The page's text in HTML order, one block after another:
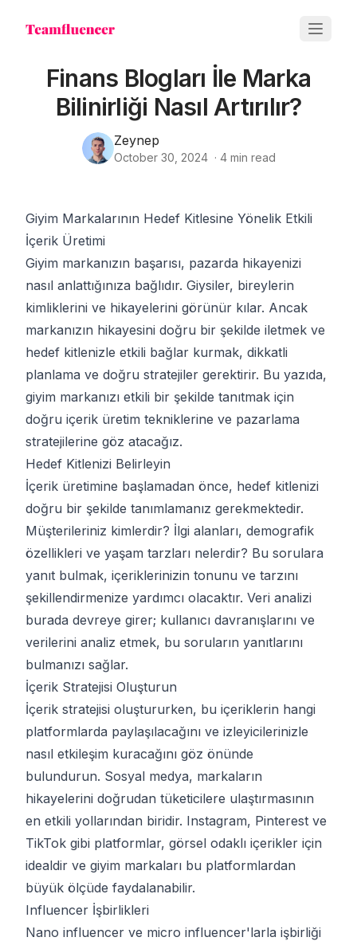
Finans Blogları İle Marka
Bilinirliği Nasıl Artırılır?
Zeynep
October 30, 2024 · 4min read
Giyim Markalarının Hedef Kitlesine Yönelik Etkili
İçerik Üretimi
Giyim markanızın başarısı, pazarda hikayenizi
nasıl anlattığınıza bağlıdır. Giysiler, bireylerin
kimliklerini ve hikayelerini görünür kılar. Ancak
markanızın hikayesini doğru bir şekilde iletmek ve
hedef kitlenizle etkili bağlar kurmak, dikkatli
planlama ve doğru stratejiler gerektirir. Bu yazıda,
giyim markanızı etkili bir şekilde tanıtmak için
doğru içerik üretim tekniklerine ve pazarlama
stratejilerine göz atacağız.
Hedef Kitlenizi Belirleyin
İçerik üretimine başlamadan önce, hedef kitlenizi
doğru bir şekilde tanımlamanız gerekmektedir.
Müşterileriniz kimlerdir? İlgi alanları, demografik
özellikleri ve yaşam tarzları nelerdir? Bu sorulara
yanıt bulmak, içeriklerinizin tonunu ve tarzını
şekillendirmenize yardımcı olacaktır. Veri analizi
burada devreye girer; kullanıcı davranışlarını ve
verilerini analiz etmek, bu soruların yanıtlarını
bulmanızı sağlar.
İçerik Stratejisi Oluşturun
İçerik stratejisi oluştururken, bu içeriklerin hangi
platformlarda paylaşılacağını ve izleyicilerinizle
nasıl etkileşim kuracağını göz önünde
bulundurun. Sosyal medya, markaların
hikayelerini doğrudan tüketicilere ulaştırmasının
en etkili yollarından biridir. Instagram, Pinterest ve
TikTok gibi platformlar, görsel odaklı içerikler için
idealdir ve giyim markaları bu platformlardan
büyük ölçüde faydalanabilir.
Influencer İşbirlikleri
Nano influencer ve micro influencer'larla işbirliği